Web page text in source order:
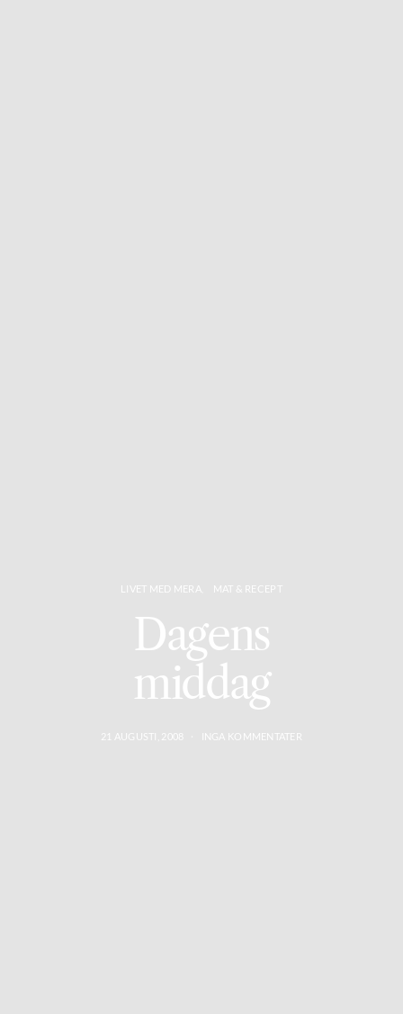
LIVET MED MERA MAT & RECEPT
Dagens
middag
21 AUGUSTI, 2008 INGA KOMMENTATER